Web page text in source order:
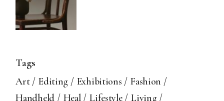
Tags
Art Editing Exhibitions
Fashion
Handheld
Heal Lifestyle
Living